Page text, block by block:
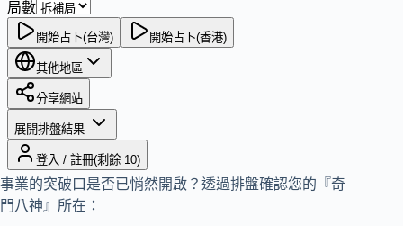
事業的突破口是否已悄然開啟？透過排盤確認您的『奇
門八神』所在：